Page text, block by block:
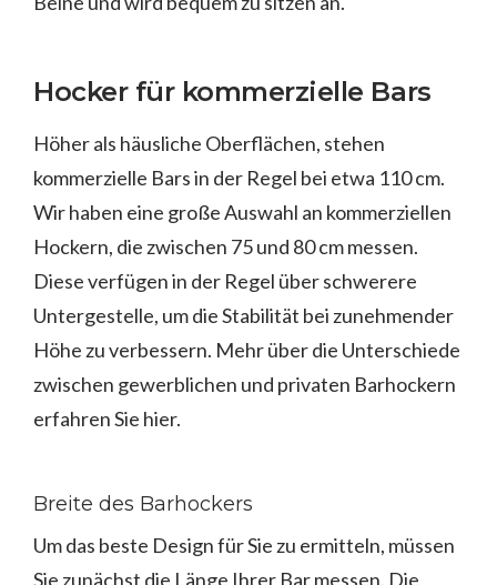
Hocker für kommerzielle Bars
Höher als häusliche Oberflächen, stehen
kommerzielle Bars in der Regel bei etwa 110 cm.
Wir haben eine große Auswahl an kommerziellen
Hockern, die zwischen 75 und 80 cm messen.
Diese verfügen in der Regel über schwerere
Untergestelle, um die Stabilität bei zunehmender
Höhe zu verbessern. Mehr über die Unterschiede
zwischen gewerblichen und privaten Barhockern
erfahren Sie hier.
Breite des Barhockers
Um das beste Design für Sie zu ermitteln, müssen
Sie zunächst die Länge Ihrer Bar messen. Die